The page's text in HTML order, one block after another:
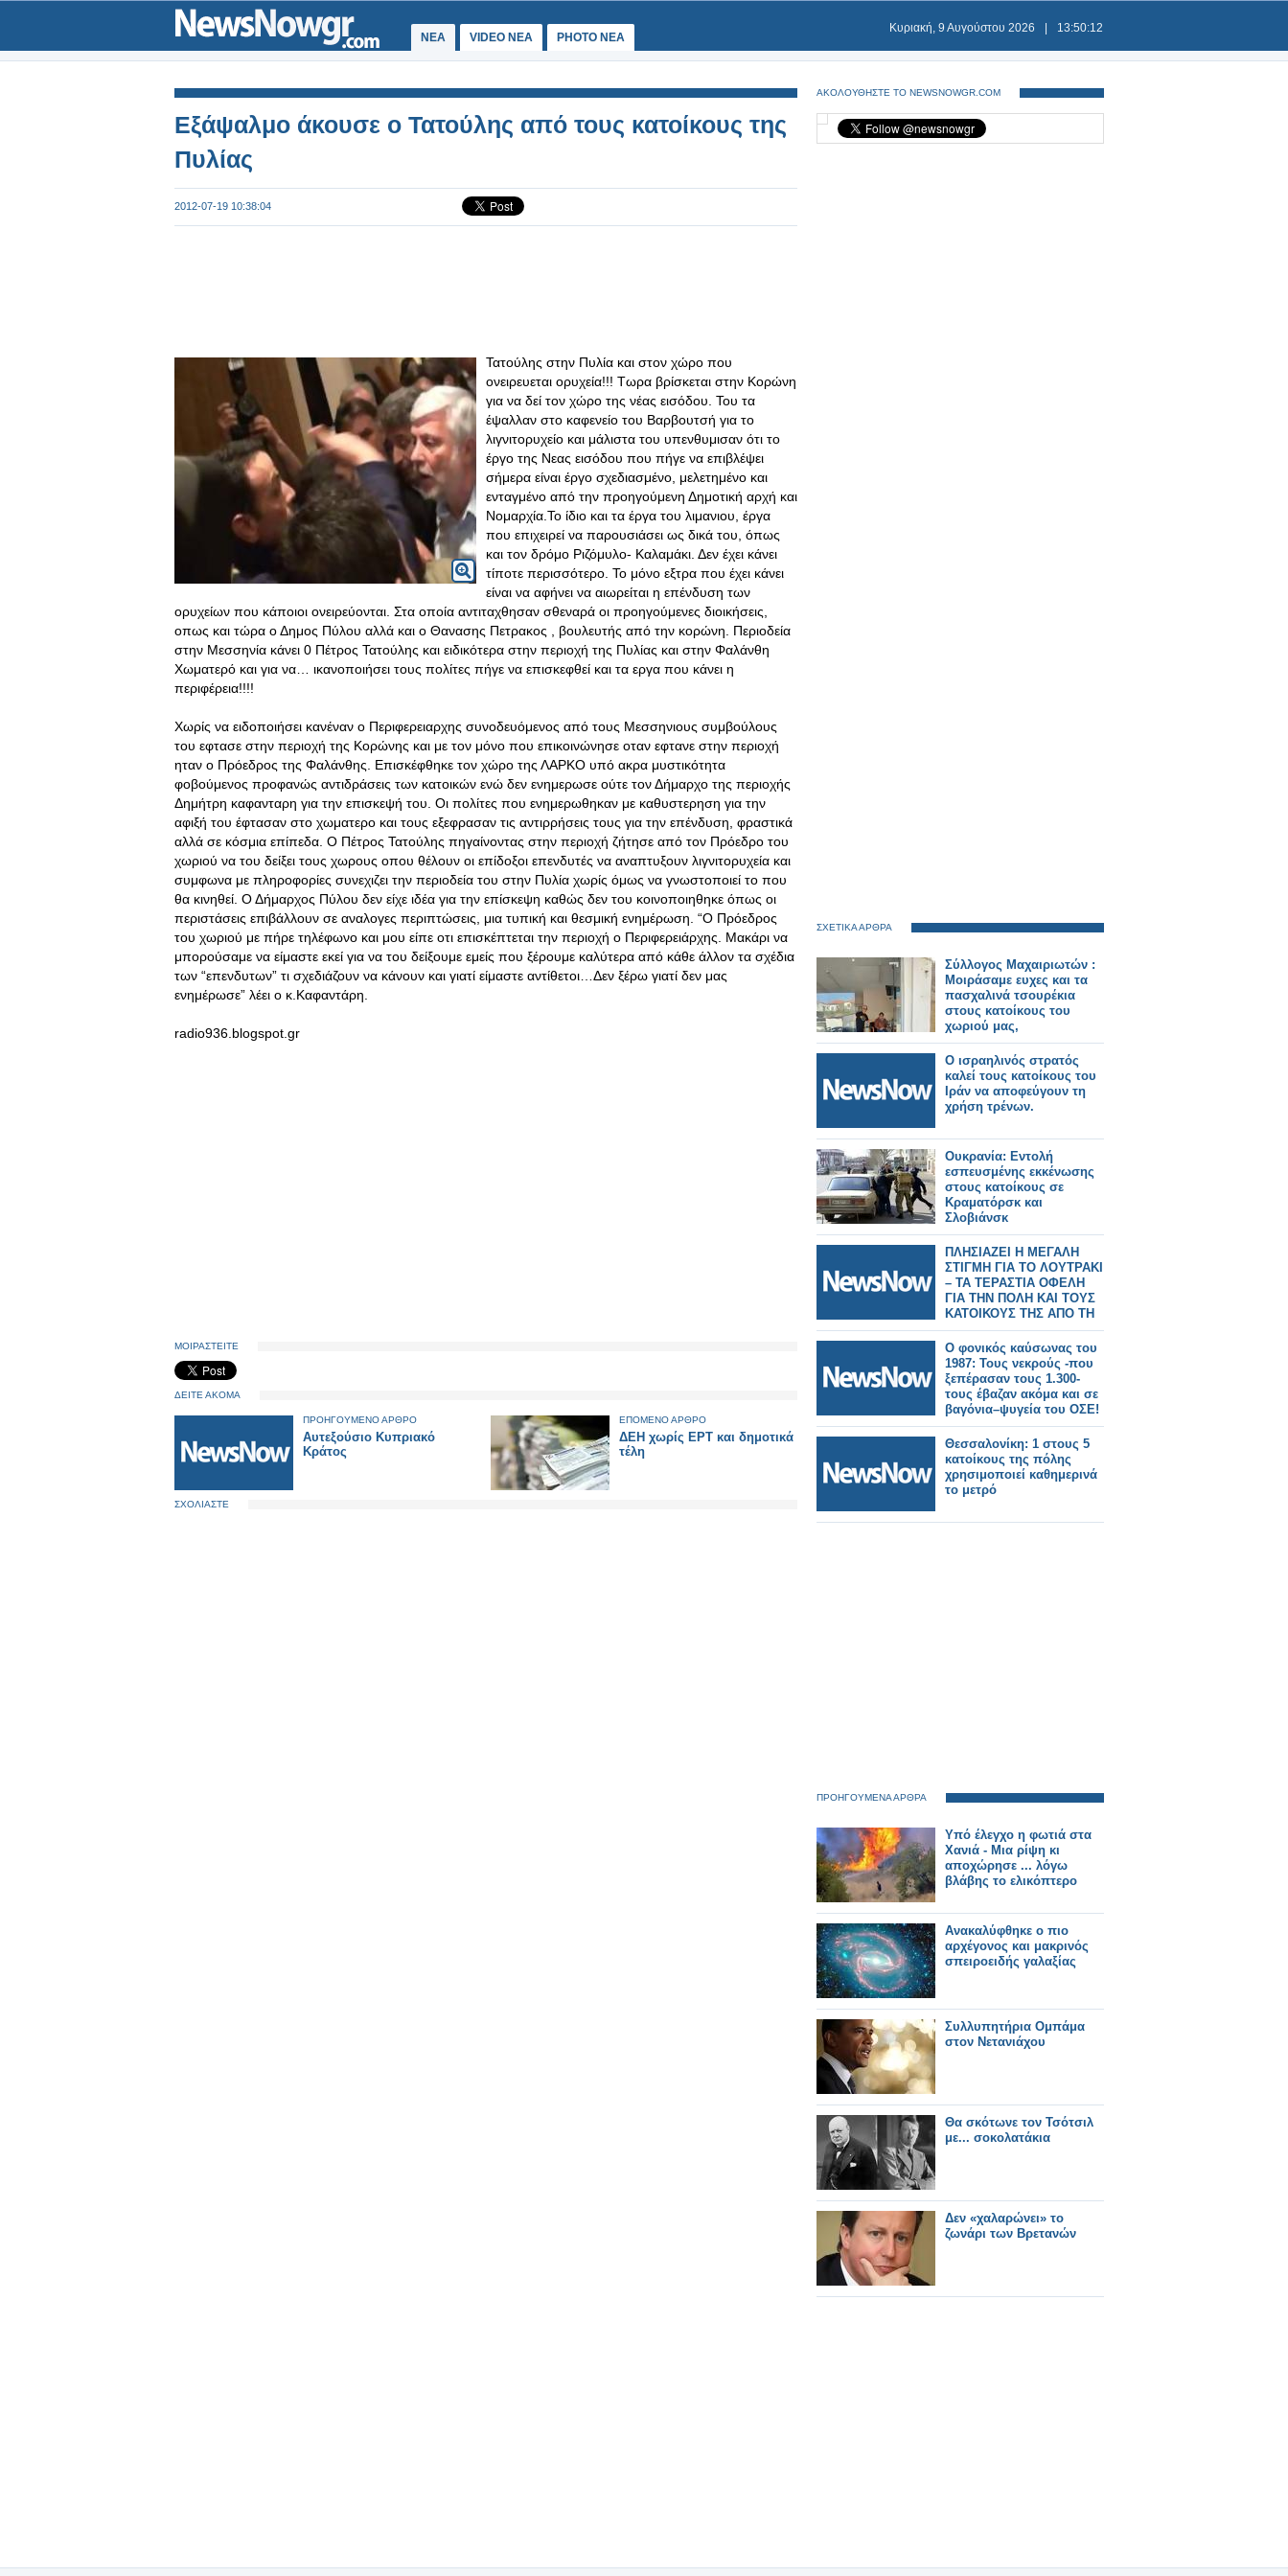
ΝΕΑ VIDEO NEA PHOTO NEA
Κυριακή, 9 Αυγούστου 2026 13:50:13
Εξάψαλμο άκουσε ο Τατούλης από τους κατοίκους της
Πυλίας
2012-07-19 10:38:04
Τατούλης στην Πυλία και στον χώρο που
ονειρευεται ορυχεία!!! Τωρα βρίσκεται στην Κορώνη
για να δεί τον χώρο της νέας εισόδου. Του τα
έψαλλαν στο καφενείο του Βαρβουτσή για το
λιγνιτορυχείο και μάλιστα του υπενθυμισαν ότι το
έργο της Νεας εισόδου που πήγε να επιβλέψει
σήμερα είναι έργο σχεδιασμένο, μελετημένο και
ενταγμένο από την προηγούμενη Δημοτική αρχή και
Νομαρχία.Το ίδιο και τα έργα του λιμανιου, έργα
που επιχειρεί να παρουσιάσει ως δικά του, όπως
και τον δρόμο Ριζόμυλο- Καλαμάκι. Δεν έχει κάνει
τίποτε περισσότερο. Το μόνο εξτρα που έχει κάνει
είναι να αφήνει να αιωρείται η επένδυση των
ορυχείων που κάποιοι ονειρεύονται. Στα οποία αντιταχθησαν σθεναρά οι προηγούμενες διοικήσεις,
οπως και τώρα ο Δημος Πύλου αλλά και ο Θανασης Πετρακος , βουλευτής από την κορώνη. Περιοδεία
στην Μεσσηνία κάνει 0 Πέτρος Τατούλης και ειδικότερα στην περιοχή της Πυλίας και στην Φαλάνθη
Χωματερό και για να… ικανοποιήσει τους πολίτες πήγε να επισκεφθεί και τα εργα που κάνει η
περιφέρεια!!!!
Χωρίς να ειδοποιήσει κανέναν ο Περιφερειαρχης συνοδευόμενος από τους Μεσσηνιους συμβούλους
του εφτασε στην περιοχή της Κορώνης και με τον μόνο που επικοινώνησε οταν εφτανε στην περιοχή
ηταν ο Πρόεδρος της Φαλάνθης. Επισκέφθηκε τον χώρο της ΛΑΡΚΟ υπό ακρα μυστικότητα
φοβούμενος προφανώς αντιδράσεις των κατοικών ενώ δεν ενημερωσε ούτε τον Δήμαρχο της περιοχής
Δημήτρη καφανταρη για την επισκεψή του. Οι πολίτες που ενημερωθηκαν με καθυστερηση για την
αφιξή του έφτασαν στο χωματερο και τους εξεφρασαν τις αντιρρήσεις τους για την επένδυση, φραστικά
αλλά σε κόσμια επίπεδα. Ο Πέτρος Τατούλης πηγαίνοντας στην περιοχή ζήτησε από τον Πρόεδρο του
χωριού να του δείξει τους χωρους οπου θέλουν οι επίδοξοι επενδυτές να αναπτυξουν λιγνιτορυχεία και
συμφωνα με πληροφορίες συνεχιζει την περιοδεία του στην Πυλία χωρίς όμως να γνωστοποιεί το που
θα κινηθεί. Ο Δήμαρχος Πύλου δεν είχε ιδέα για την επίσκεψη καθώς δεν του κοινοποιηθηκε όπως οι
περιστάσεις επιβάλλουν σε αναλογες περιπτώσεις, μια τυπική και θεσμική ενημέρωση. “Ο Πρόεδρος
του χωριού με πήρε τηλέφωνο και μου είπε οτι επισκέπτεται την περιοχή ο Περιφερειάρχης. Μακάρι να
μπορούσαμε να είμαστε εκεί για να του δείξουμε εμείς που ξέρουμε καλύτερα από κάθε άλλον τα σχέδια
των “επενδυτων” τι σχεδιάζουν να κάνουν και γιατί είμαστε αντίθετοι…Δεν ξέρω γιατί δεν μας
ενημέρωσε” λέει ο κ.Καφαντάρη.
radio936.blogspot.gr
ΜΟΙΡΑΣΤΕΙΤΕ
ΔΕΙΤΕ ΑΚΟΜΑ
ΠΡΟΗΓΟΥΜΕΝΟ ΑΡΘΡΟ
Αυτεξούσιο Κυπριακό
Κράτος
ΕΠΟΜΕΝΟ ΑΡΘΡΟ
ΔΕΗ χωρίς ΕΡΤ και δημοτικά
τέλη
ΣΧΟΛΙΑΣΤΕ
ΑΚΟΛΟΥΘΗΣΤΕ ΤΟ NEWSNOWGR.COM
ΣΧΕΤΙΚΑ ΑΡΘΡΑ
Σύλλογος Μαχαιριωτών :
Μοιράσαμε ευχες και τα
πασχαλινά τσουρέκια
στους κατοίκους του
χωριού μας,
Ο ισραηλινός στρατός
καλεί τους κατοίκους του
Ιράν να αποφεύγουν τη
χρήση τρένων.
Ουκρανία: Εντολή
εσπευσμένης εκκένωσης
στους κατοίκους σε
Κραματόρσκ και
Σλοβιάνσκ
ΠΛΗΣΙΑΖΕΙ Η ΜΕΓΑΛΗ
ΣΤΙΓΜΗ ΓΙΑ ΤΟ ΛΟΥΤΡΑΚΙ
– ΤΑ ΤΕΡΑΣΤΙΑ ΟΦΕΛΗ
ΓΙΑ ΤΗΝ ΠΟΛΗ ΚΑΙ ΤΟΥΣ
ΚΑΤΟΙΚΟΥΣ ΤΗΣ ΑΠΟ ΤΗ
ΛΕΙΤΟΥΡΓΙΑ ΤΟΥ
ΠΡΟΑΣΤΙΑΚΟΥ
Ο φονικός καύσωνας του
1987: Τους νεκρούς -που
ξεπέρασαν τους 1.300-
τους έβαζαν ακόμα και σε
βαγόνια–ψυγεία του ΟΣΕ!
Θεσσαλονίκη: 1 στους 5
κατοίκους της πόλης
χρησιμοποιεί καθημερινά
το μετρό
ΠΡΟΗΓΟΥΜΕΝΑ ΑΡΘΡΑ
Υπό έλεγχο η φωτιά στα
Χανιά - Μια ρίψη κι
αποχώρησε ... λόγω
βλάβης το ελικόπτερο
Ανακαλύφθηκε ο πιο
αρχέγονος και μακρινός
σπειροειδής γαλαξίας
Συλλυπητήρια Ομπάμα
στον Νετανιάχου
Θα σκότωνε τον Τσότσιλ
με... σοκολατάκια
Δεν «χαλαρώνει» το
ζωνάρι των Βρετανών